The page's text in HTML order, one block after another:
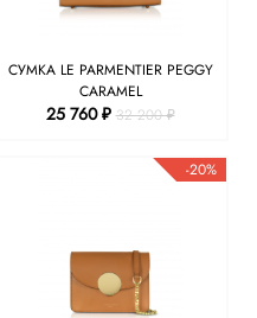
СУМКА LE PARMENTIER PEGGY
CARAMEL
25 760 ₽32 200 ₽
-20%